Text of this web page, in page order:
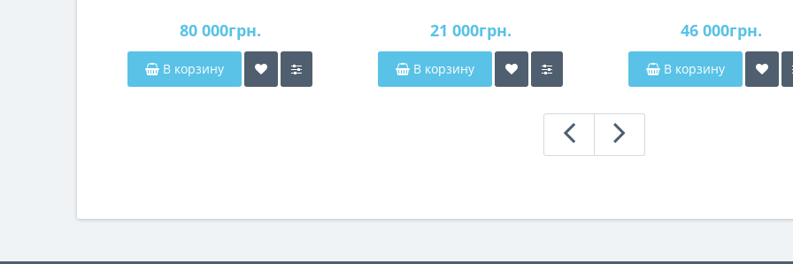
80 000грн.
В корзину
21 000грн.
В корзину
46 000грн.
В корзину